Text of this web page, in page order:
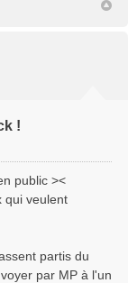
!
public ><
qui veulent
partis du
par MP à l'un